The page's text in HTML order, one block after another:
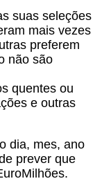
suas seleções
mais vezes
preferem
não são
quentes ou
e outras
dia, mes, ano
prever que